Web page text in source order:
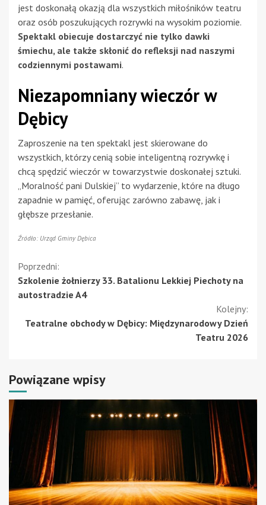
jest doskonałą okazją dla wszystkich miłośników teatru
oraz osób poszukujących rozrywki na wysokim poziomie.
Spektakl obiecuje dostarczyć nie tylko dawki
śmiechu, ale także skłonić do refleksji nad naszymi
codziennymi postawami.
Niezapomniany wieczór w
Dębicy
Zaproszenie na ten spektakl jest skierowane do
wszystkich, którzy cenią sobie inteligentną rozrywkę i
chcą spędzić wieczór w towarzystwie doskonałej sztuki.
„Moralność pani Dulskiej” to wydarzenie, które na długo
zapadnie w pamięć, oferując zarówno zabawę, jak i
głębsze przesłanie.
Źródło: Urząd Gminy Dębica
Kontynuuj
czytanie
Poprzedni:
Szkolenie żołnierzy 33. Batalionu Lekkiej Piechoty na
autostradzie A4
Kolejny:
Teatralne obchody w Dębicy: Międzynarodowy Dzień
Teatru 2026
Powiązane wpisy